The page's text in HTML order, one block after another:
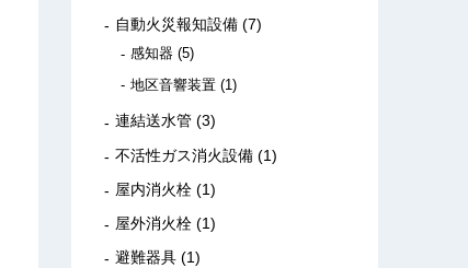
自動火災報知設備 (7)
感知器 (5)
地区音響装置 (1)
連結送水管 (3)
不活性ガス消火設備 (1)
屋内消火栓 (1)
屋外消火栓 (1)
避難器具 (1)